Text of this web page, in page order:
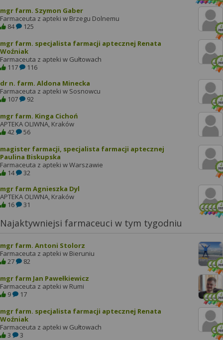
mgr farm. Szymon Gaber
Farmaceuta z apteki w Brzegu Dolnemu
84
125
mgr farm. specjalista farmacji aptecznej Renata
Woźniak
Farmaceuta z apteki w Gułtowach
117
116
dr n. farm. Aldona Minecka
Farmaceuta z apteki w Sosnowcu
107
92
mgr farm. Kinga Cichoń
APTEKA OLIWNA, Kraków
42
56
magister farmacji, specjalista farmacji aptecznej
Paulina Biskupska
Farmaceuta z apteki w Warszawie
14
32
mgr farm Agnieszka Dyl
APTEKA OLIWNA, Kraków
16
31
Najaktywniejsi farmaceuci w tym tygodniu
mgr farm. Antoni Stolorz
Farmaceuta z apteki w Bieruniu
27
82
mgr farm Jan Pawełkiewicz
Farmaceuta z apteki w Rumi
9
17
mgr farm. specjalista farmacji aptecznej Renata
Woźniak
Farmaceuta z apteki w Gułtowach
3
3